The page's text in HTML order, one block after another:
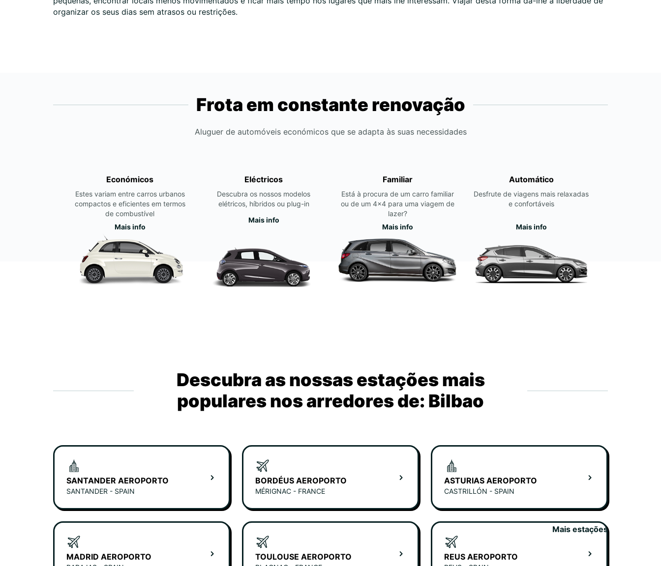
organizar os seus dias sem atrasos ou restrições.
Frota em constante renovação
Aluguer de automóveis económicos que se adapta às suas necessidades
Económicos
Estes variam entre carros urbanos
compactos e eficientes em termos
de combustível
Mais info
Eléctricos
Descubra os nossos modelos
elétricos, híbridos ou plug-in
Mais info
Familiar
Está à procura de um carro familiar
ou de um 4x4 para uma viagem de
lazer?
Mais info
Automático
Desfrute de viagens mais relaxadas
e confortáveis
Mais info
Descubra as nossas estações mais
populares nos arredores de: Bilbao
SANTANDER AEROPORTO
SANTANDER - SPAIN
BORDÉUS AEROPORTO
MÉRIGNAC - FRANCE
ASTURIAS AEROPORTO
CASTRILLÓN - SPAIN
MADRID AEROPORTO TOULOUSE AEROPORTO REUS AEROPORTO
Mais estações